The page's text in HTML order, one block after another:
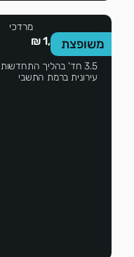
משופצת
1,450,000 ₪
3.5 חד' בהליך התחדשות
עירונית ברמת התשבי
מרדכי